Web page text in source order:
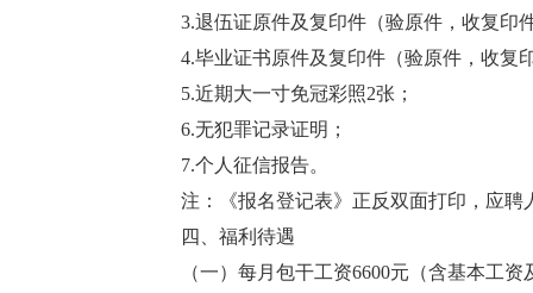
3.退伍证原件及复印件（验原件，收复印
4.毕业证书原件及复印件（验原件，收复
5.近期大一寸免冠彩照2张；
6.无犯罪记录证明；
7.个人征信报告。
注：《报名登记表》正反双面打印，应聘
四、福利待遇
（一）每月包干工资6600元（含基本工资